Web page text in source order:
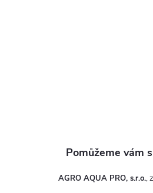
AGRO AQUA PRO, s.r.o.